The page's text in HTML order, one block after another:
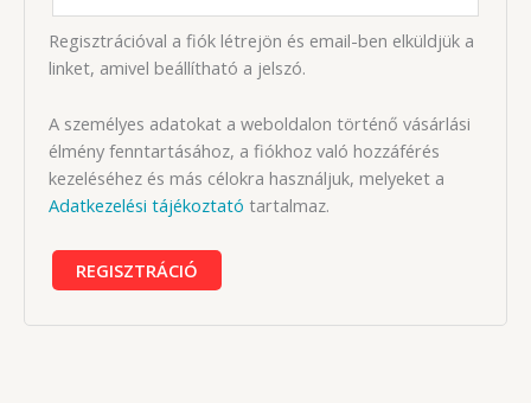
Regisztrációval a fiók létrejön és email-ben elküldjük a
linket, amivel beállítható a jelszó.
A személyes adatokat a weboldalon történő vásárlási
élmény fenntartásához, a fiókhoz való hozzáférés
kezeléséhez és más célokra használjuk, melyeket a
Adatkezelési tájékoztató tartalmaz.
REGISZTRÁCIÓ